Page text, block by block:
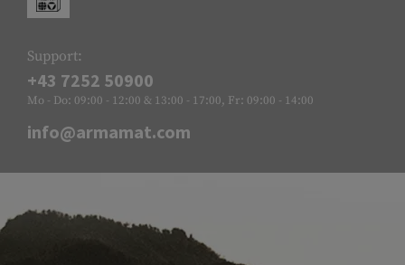
Support:
+43 7252 50900
Mo - Do: 09:00 - 12:00 & 13:00 - 17:00, Fr: 09:00 - 14:00
info@armamat.com